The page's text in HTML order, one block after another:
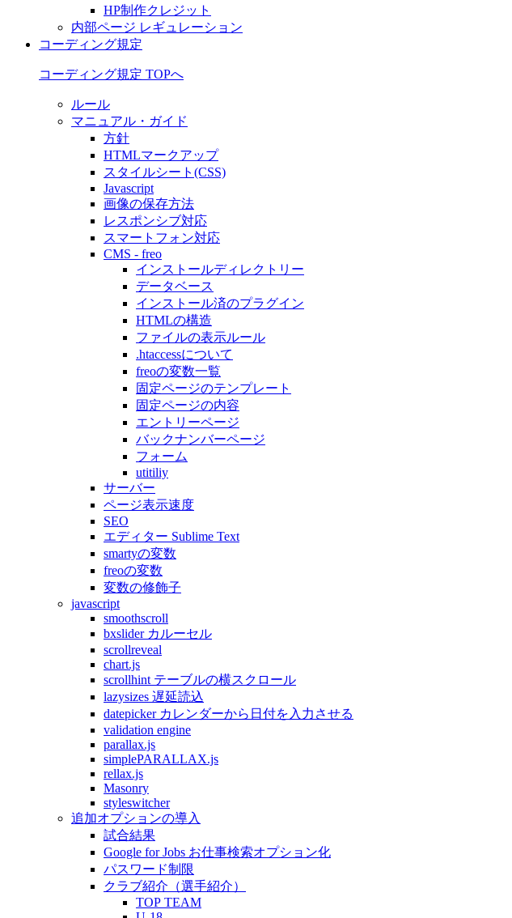
HP制作クレジット
内部ページ レギュレーション
コーディング規定
コーディング規定 TOPへ
ルール
マニュアル・ガイド
方針
HTMLマークアップ
スタイルシート(CSS)
Javascript
画像の保存方法
レスポンシブ対応
スマートフォン対応
CMS - freo
インストールディレクトリー
データベース
インストール済のプラグイン
HTMLの構造
ファイルの表示ルール
.htaccessについて
freoの変数一覧
固定ページのテンプレート
固定ページの内容
エントリーページ
バックナンバーページ
フォーム
utitiliy
サーバー
ページ表示速度
SEO
エディター Sublime Text
smartyの変数
freoの変数
変数の修飾子
javascript
smoothscroll
bxslider カルーセル
scrollreveal
chart.js
scrollhint テーブルの横スクロール
lazysizes 遅延読込
datepicker カレンダーから日付を入力させる
validation engine
parallax.js
simplePARALLAX.js
rellax.js
Masonry
styleswitcher
追加オプションの導入
試合結果
Google for Jobs お仕事検索オプション化
パスワード制限
クラブ紹介（選手紹介）
TOP TEAM